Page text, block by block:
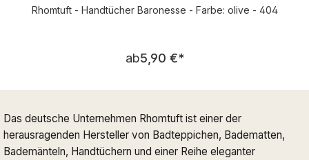
Rhomtuft - Handtücher Baronesse - Farbe: olive - 404
Regulärer Preis:
ab5,90 €*
Das deutsche Unternehmen Rhomtuft ist einer der
herausragenden Hersteller von Badteppichen, Badematten,
Bademänteln, Handtüchern und einer Reihe eleganter